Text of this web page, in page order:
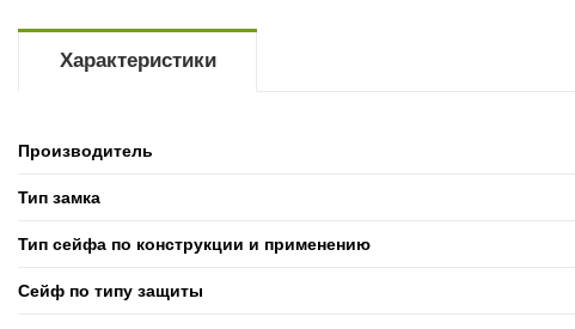
Характеристики
Производитель
Тип замка
Тип сейфа по конструкции и применению
Сейф по типу защиты